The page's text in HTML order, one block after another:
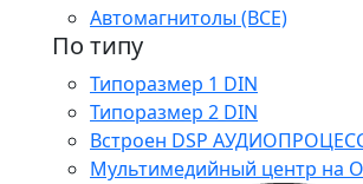
Автомагнитолы (ВСЕ)
По типу
Типоразмер 1 DIN
Типоразмер 2 DIN
Встроен DSP
Мультимедийный центр на